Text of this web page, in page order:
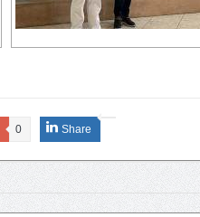
0 Share